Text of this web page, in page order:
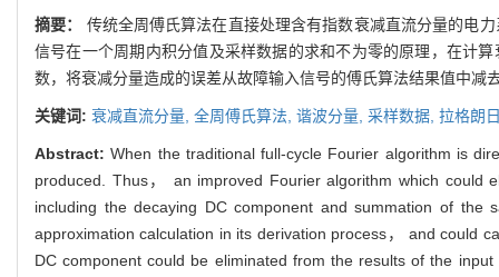
摘要： 传统全周傅氏算法在直接处理含有指数衰减直流分量的电
信号在一个周期内积分值及采样数据的求和不为零的原理，在计
数，将衰减分量造成的误差从故障输入信号的傅氏算法结果值中
关键词: 衰减直流分量, 全周傅氏算法, 谐波分量, 采样数据, 拉格朗
Abstract:When the traditional full-cycle Fourier algorithm is
produced. Thus， an improved Fourier algorithm which could
including the decaying DC component and summation of
approximation calculation in its derivation process， and could
DC component could be eliminated from the results of the